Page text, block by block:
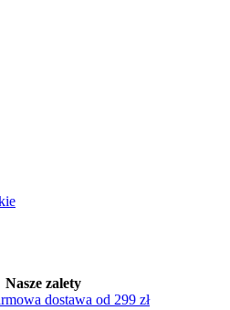
Nasze zalety
dostawa od 299 zł